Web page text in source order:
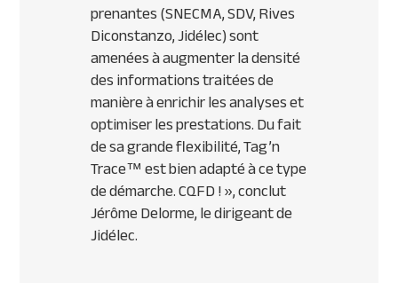
prenantes (SNECMA,SDV, Rives
Diconstanzo, Jidélec) sont
amenées à augmenter la densité
des informations traitées de
manière à enrichir les analyses et
optimiser les prestations. Du fait
de sa grande flexibilité, Tag’n
Trace™ est bien adapté à ce type
de démarche.CQFD! »,conclut
Jérôme Delorme, le dirigeant de
Jidélec.